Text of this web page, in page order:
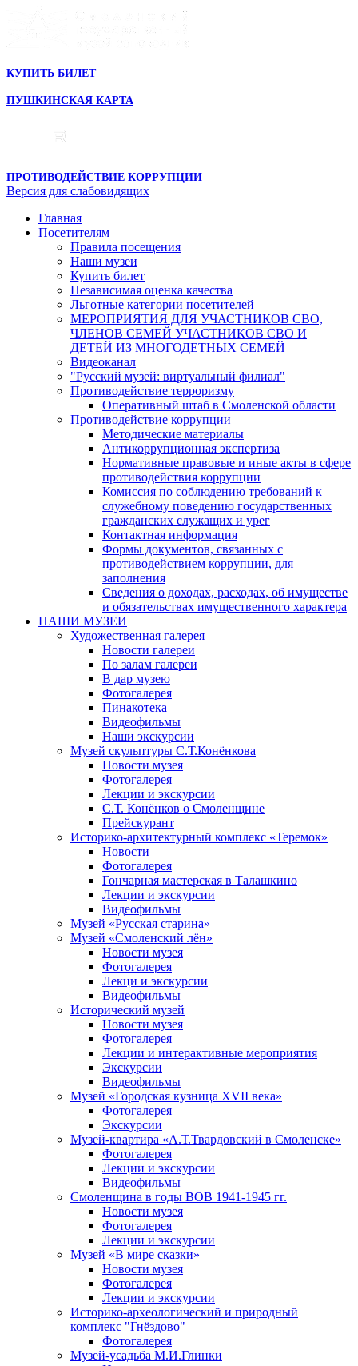
КУПИТЬ БИЛЕТ
ПУШКИНСКАЯ КАРТА
ПРОТИВОДЕЙСТВИЕ КОРРУПЦИИ
Версия для слабовидящих
Главная
Посетителям
Правила посещения
Наши музеи
Купить билет
Независимая оценка качества
Льготные категории посетителей
МЕРОПРИЯТИЯ ДЛЯ УЧАСТНИКОВ СВО,
ЧЛЕНОВ СЕМЕЙ УЧАСТНИКОВ СВО И
ДЕТЕЙ ИЗ МНОГОДЕТНЫХ СЕМЕЙ
Видеоканал
"Русский музей: виртуальный филиал"
Противодействие терроризму
Оперативный штаб в Смоленской области
Противодействие коррупции
Методические материалы
Антикоррупционная экспертиза
Нормативные правовые и иные акты в сфере
противодействия коррупции
Комиссия по соблюдению требований к
служебному поведению государственных
гражданских служащих и урег
Контактная информация
Формы документов, связанных с
противодействием коррупции, для
заполнения
Сведения о доходах, расходах, об имуществе
и обязательствах имущественного характера
НАШИ МУЗЕИ
Художественная галерея
Новости галереи
По залам галереи
В дар музею
Фотогалерея
Пинакотека
Видеофильмы
Наши экскурсии
Музей скульптуры С.Т.Конёнкова
Новости музея
Фотогалерея
Лекции и экскурсии
С.Т. Конёнков о Смоленщине
Прейскурант
Историко-архитектурный комплекс «Теремок»
Новости
Фотогалерея
Гончарная мастерская в Талашкино
Лекции и экскурсии
Видеофильмы
Музей «Русская старина»
Музей «Смоленский лён»
Новости музея
Фотогалерея
Лекци и экскурсии
Видеофильмы
Исторический музей
Новости музея
Фотогалерея
Лекции и интерактивные мероприятия
Экскурсии
Видеофильмы
Музей «Городская кузница XVII века»
Фотогалерея
Экскурсии
Музей-квартира «А.Т.Твардовский в Смоленске»
Фотогалерея
Лекции и экскурсии
Видеофильмы
Смоленщина в годы ВОВ 1941-1945 гг.
Новости музея
Фотогалерея
Лекции и экскурсии
Музей «В мире сказки»
Новости музея
Фотогалерея
Лекции и экскурсии
Историко-археологический и природный
комплекс "Гнёздово"
Фотогалерея
Музей-усадьба М.И.Глинки